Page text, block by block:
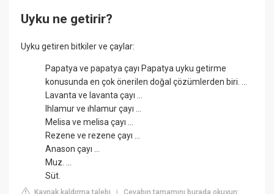
Uyku ne getirir?
Uyku getiren bitkiler ve çaylar:
Papatya ve papatya çayı Papatya uyku getirme
konusunda en çok önerilen doğal çözümlerden biri. ...
Lavanta ve lavanta çayı ...
Ihlamur ve ıhlamur çayı ...
Melisa ve melisa çayı ...
Rezene ve rezene çayı ...
Anason çayı ...
Muz. ...
Süt.
Kaynak kaldırma talebi Cevabın tamamını burada okuyun: